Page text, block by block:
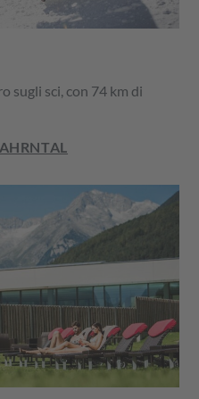
sugli sci, con 74 km di